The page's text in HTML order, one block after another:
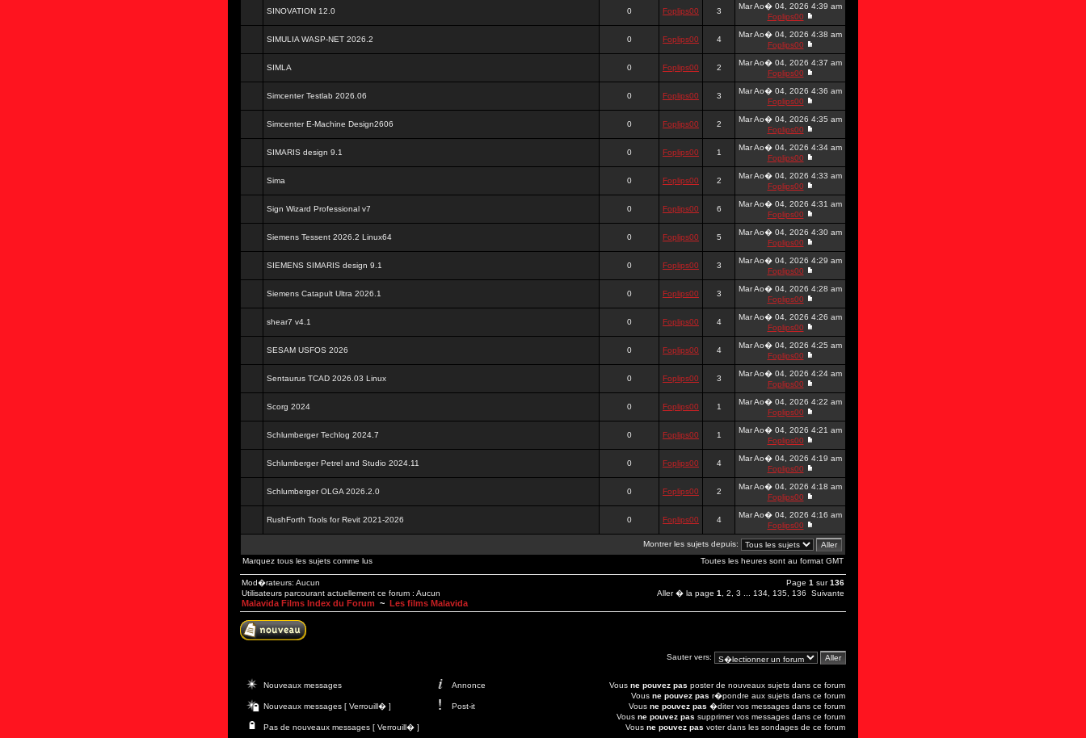
SINOVATION 12.0 0 Foplips00 3
Mar Ao� 04, 2026 4:39 am
Foplips00
SIMULIA WASP-NET 2026.2 0 Foplips00 4
Mar Ao� 04, 2026 4:38 am
Foplips00
SIMLA 0 Foplips00 2
Mar Ao� 04, 2026 4:37 am
Foplips00
Simcenter Testlab 2026.06 0 Foplips00 3
Mar Ao� 04, 2026 4:36 am
Foplips00
Simcenter E-Machine Design2606 0 Foplips00 2
Mar Ao� 04, 2026 4:35 am
Foplips00
SIMARIS design 9.1 0 Foplips00 1
Mar Ao� 04, 2026 4:34 am
Foplips00
Sima 0 Foplips00 2
Mar Ao� 04, 2026 4:33 am
Foplips00
Sign Wizard Professional v7 0 Foplips00 6
Mar Ao� 04, 2026 4:31 am
Foplips00
Siemens Tessent 2026.2 Linux64 0 Foplips00 5
Mar Ao� 04, 2026 4:30 am
Foplips00
SIEMENS SIMARIS design 9.1 0 Foplips00 3
Mar Ao� 04, 2026 4:29 am
Foplips00
Siemens Catapult Ultra 2026.1 0 Foplips00 3
Mar Ao� 04, 2026 4:28 am
Foplips00
shear7 v4.1 0 Foplips00 4
Mar Ao� 04, 2026 4:26 am
Foplips00
SESAM USFOS 2026 0 Foplips00 4
Mar Ao� 04, 2026 4:25 am
Foplips00
Sentaurus TCAD 2026.03 Linux 0 Foplips00 3
Mar Ao� 04, 2026 4:24 am
Foplips00
Scorg 2024 0 Foplips00 1
Mar Ao� 04, 2026 4:22 am
Foplips00
Schlumberger Techlog 2024.7 0 Foplips00 1
Mar Ao� 04, 2026 4:21 am
Foplips00
Schlumberger Petrel and Studio 2024.11 0 Foplips00 4
Mar Ao� 04, 2026 4:19 am
Foplips00
Schlumberger OLGA 2026.2.0 0 Foplips00 2
Mar Ao� 04, 2026 4:18 am
Foplips00
RushForth Tools for Revit 2021-2026 0 Foplips00 4
Mar Ao� 04, 2026 4:16 am
Foplips00
Montrer les sujets depuis:
Marquez tous les sujets comme lus
Toutes les heures sont au format GMT
Mod�rateurs: Aucun
Utilisateurs parcourant actuellement ce forum : Aucun
Page 1 sur136
Aller � la page 1 2 3 134 135 136 Suivante
Malavida Films Index du Forum ~ Les films Malavida
Sauter vers:
Nouveaux messages Annonce
Nouveaux messages [ Verrouill� ] Post-it
Pas de nouveaux messages [ Verrouill� ]
Vous ne pouvez pas poster de nouveaux sujets dans ce forum
Vous ne pouvez pas r�pondre aux sujets dans ce forum
Vous ne pouvez pas �diter vos messages dans ce forum
Vous ne pouvez pas supprimer vos messages dans ce forum
Vous ne pouvez pas voter dans les sondages de ce forum